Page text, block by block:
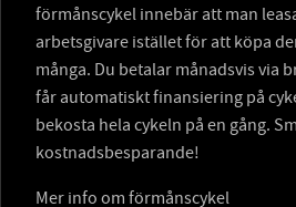
förmånscykel innebär att man
arbetsgivare istället för att köpa
många. Du betalar månadsvis via
får automatiskt finansiering på
bekosta hela cykeln på en gång.
kostnadsbesparande!
Mer info om förmånscykel